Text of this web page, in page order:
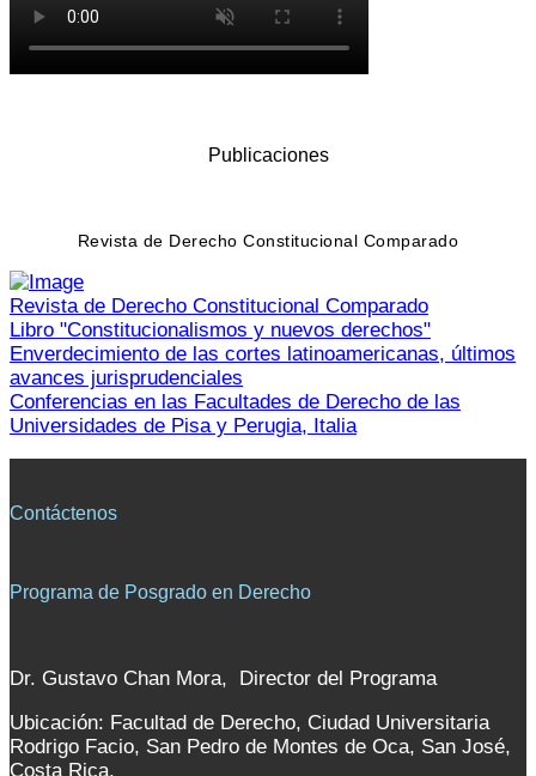
Publicaciones
Revista de Derecho Constitucional Comparado
Revista de Derecho Constitucional Comparado
Libro "Constitucionalismos y nuevos derechos"
Enverdecimiento de las cortes latinoamericanas, últimos
avances jurisprudenciales
Conferencias en las Facultades de Derecho de las
Universidades de Pisa y Perugia, Italia
Contáctenos
Programa de Posgrado en Derecho
Dr. Gustavo Chan Mora, Director del Programa
Ubicación: Facultad de Derecho, Ciudad Universitaria
Rodrigo Facio, San Pedro de Montes de Oca, San José,
Costa Rica.